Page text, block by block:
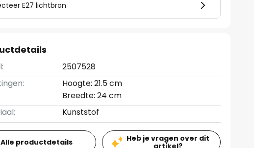
E27 lichtbron
2507528
Hoogte: 21.5 cm
Breedte: 24 cm
Kunststof
Alle productdetails
Heb je vragen over dit
artikel?